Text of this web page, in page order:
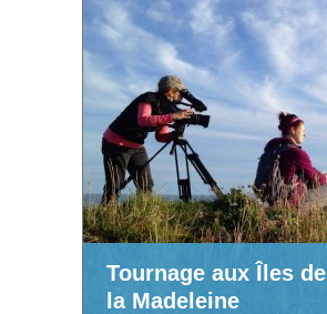
Tournage aux Îles de
la Madeleine